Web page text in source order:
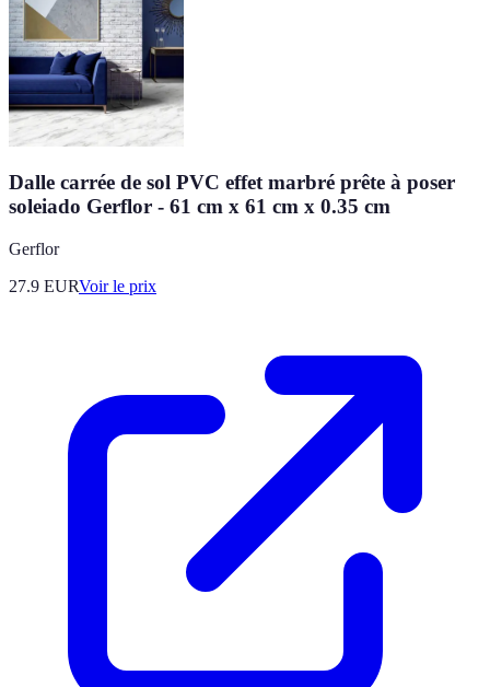
Dalle carrée de sol PVC effet marbré prête à poser
soleiado Gerflor - 61 cm x 61 cm x 0.35 cm
Gerflor
27.9 EURVoir le prix